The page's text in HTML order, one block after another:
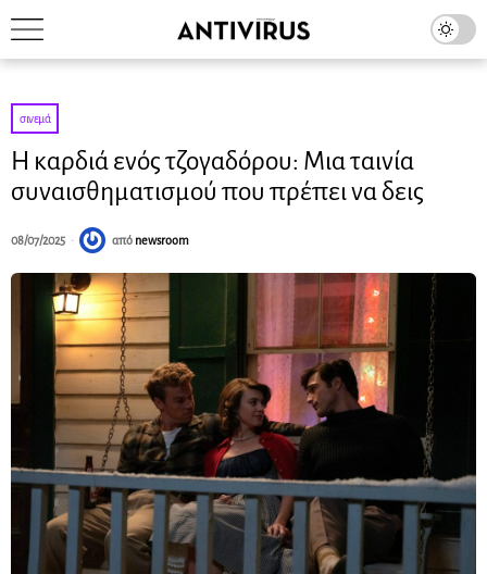
σινεμά
Η καρδιά ενός τζογαδόρου: Μια ταινία
συναισθηματισμού που πρέπει να δεις
08/07/2025 από newsroom